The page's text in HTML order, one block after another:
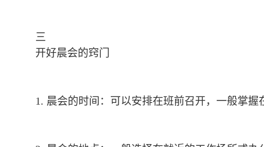
三
开好晨会的窍门
1. 晨会的时间：可以安排在班前召开，一般掌